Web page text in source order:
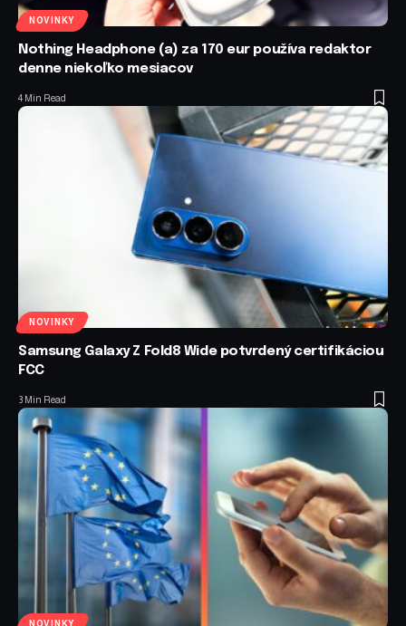
NOVINKY
Nothing Headphone (a) za 170 eur používa redaktor
denne niekoľko mesiacov
4 Min Read
NOVINKY
Samsung Galaxy Z Fold8 Wide potvrdený certifikáciou
FCC
3 Min Read
NOVINKY